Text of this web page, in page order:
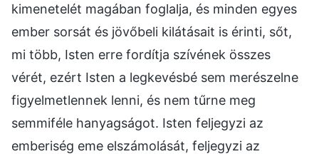
kimenetelét magában foglalja, és minden egyes
ember sorsát és jövőbeli kilátásait is érinti, sőt,
mi több, Isten erre fordítja szívének összes
vérét, ezért Isten a legkevésbé sem merészelne
figyelmetlennek lenni, és nem tűrne meg
semmiféle hanyagságot. Isten feljegyzi az
emberiség eme elszámolását, feljegyzi az